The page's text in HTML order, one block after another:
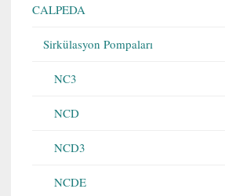
CALPEDA
Sirkülasyon Pompaları
NC3
NCD
NCD3
NCDE